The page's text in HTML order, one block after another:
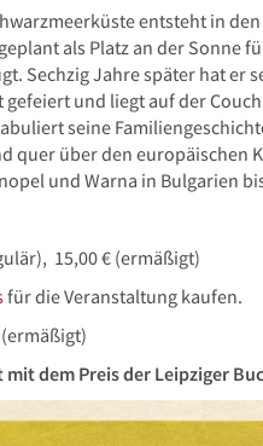
entsteht in
als Platz an der Sonne
Sechzig Jahre später hat er
gefeiert und liegt auf der
seine
quer über den europäischen
und Warna in Bulgarien
15,00 € (ermäßigt)
für die Veranstaltung kaufen.
(ermäßigt)
mit dem Preis der Leipziger